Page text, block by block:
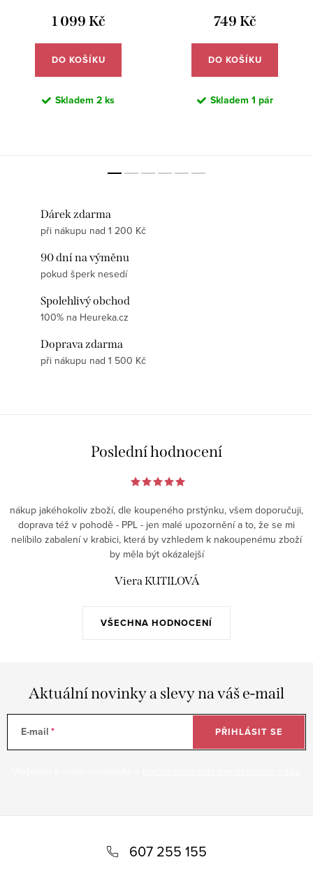
1 099 Kč
DO KOŠÍKU
Skladem 2 ks
749 Kč
DO KOŠÍKU
Skladem 1 pár
Dárek zdarma
při nákupu nad 1 200 Kč
90 dní na výměnu
pokud šperk nesedí
Spolehlivý obchod
100% na Heureka.cz
Doprava zdarma
při nákupu nad 1 500 Kč
Poslední hodnocení
VŠECHNA HODNOCENÍ
nákup jakéhokoliv zboží, dle koupeného prstýnku, všem doporučuji,
doprava též v pohodě - PPL - jen malé upozornění a to, že se mi
nelíbilo zabalení v krabici, která by vzhledem k nakoupenému zboží
by měla být okázalejší
Viera KUTILOVÁ
Aktuální novinky a slevy na váš e-mail
E-mail PŘIHLÁSIT SE
607 255 155